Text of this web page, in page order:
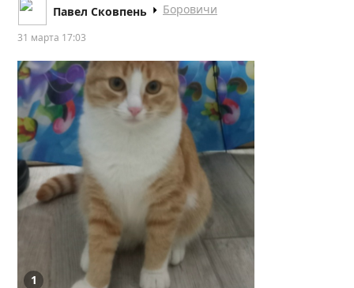
Павел Сковпень Боровичи
31 марта 17:03
1